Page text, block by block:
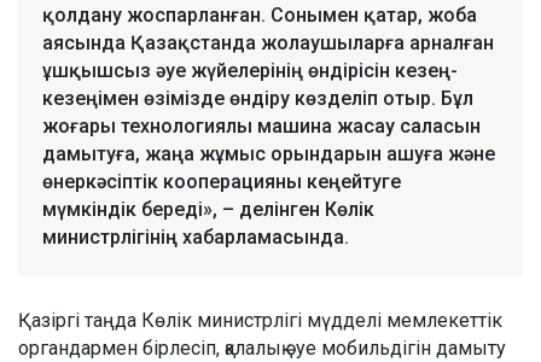
қолдану жоспарланған. Сонымен қатар, жоба
аясында Қазақстанда жолаушыларға арналған
ұшқышсыз әуе жүйелерінің өндірісін кезең-
кезеңімен өзімізде өндіру көзделіп отыр. Бұл
жоғары технологиялы машина жасау саласын
дамытуға, жаңа жұмыс орындарын ашуға және
өнеркәсіптік кооперацияны кеңейтуге
мүмкіндік береді», – делінген Көлік
министрлігінің хабарламасында.
Қазіргі таңда Көлік министрлігі мүдделі мемлекеттік
органдармен бірлесіп, қалалық әуе мобильдігін дамыту